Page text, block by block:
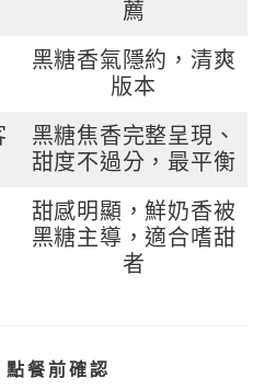
薦
黑糖香氣隱約，清爽
版本
黑糖焦香完整呈現、
甜度不過分，最平衡
甜感明顯，鮮奶香被
黑糖主導，適合嗜甜
者
餐前確認